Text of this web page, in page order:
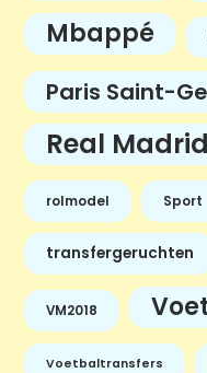
Mbappé
Paris Saint-
Real Madrid
rolmodel Sport
transfergeruchten
VM2018
Voetbaltransfers